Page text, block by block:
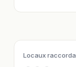
Locaux